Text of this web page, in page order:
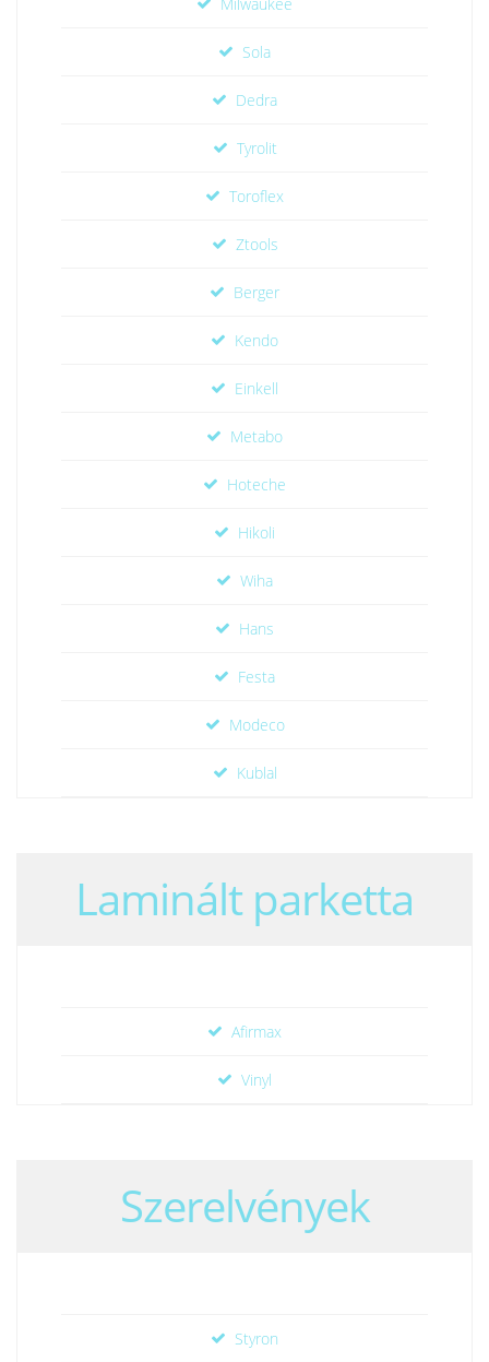
Sola
Dedra
Tyrolit
Toroflex
Ztools
Berger
Kendo
Einkell
Metabo
Hoteche
Hikoli
Wiha
Hans
Festa
Modeco
Kublal
Laminált parketta
Afirmax
Vinyl
Szerelvények
Styron